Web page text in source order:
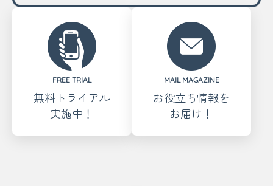
FREE TRIAL
無料トライアル
実施中！
MAIL MAGAZINE
お役立ち情報を
お届け！